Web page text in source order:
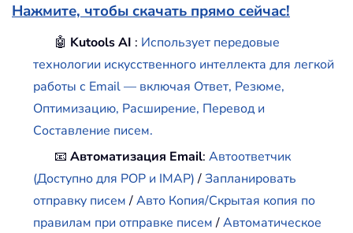
Нажмите, чтобы скачать прямо сейчас!
🤖 Kutools AI : Использует передовые
технологии искусственного интеллекта для легкой
работы с Email — включая Ответ, Резюме,
Оптимизацию, Расширение, Перевод и
Составление писем.
📧Автоматизация Email:Автоответчик
(Доступно для POP и IMAP)/Запланировать
отправку писем/Авто Копия/Скрытая копия по
правилам при отправке писем/Автоматическое